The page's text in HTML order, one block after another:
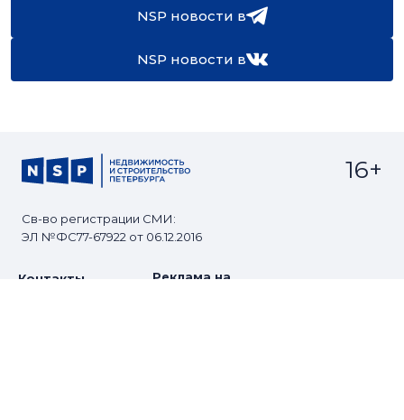
NSP новости в
NSP новости в
Св-во регистрации СМИ:
ЭЛ №ФС77-67922 от 06.12.2016
16+
Контакты
Реклама на